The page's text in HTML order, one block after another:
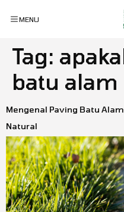
MENU
Tag:
batu alam
Mengenal Paving Batu
Natural